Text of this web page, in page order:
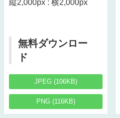
縦2,000px : 横2,000px
無料ダウンロー
ド
JPEG (106KB)
PNG (116KB)